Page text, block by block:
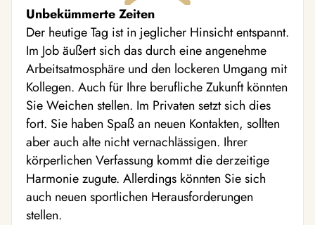
Unbekümmerte Zeiten
Der heutige Tag ist in jeglicher Hinsicht entspannt.
Im Job äußert sich das durch eine angenehme
Arbeitsatmosphäre und den lockeren Umgang mit
Kollegen. Auch für Ihre berufliche Zukunft könnten
Sie Weichen stellen. Im Privaten setzt sich dies
fort. Sie haben Spaß an neuen Kontakten, sollten
aber auch alte nicht vernachlässigen. Ihrer
körperlichen Verfassung kommt die derzeitige
Harmonie zugute. Allerdings könnten Sie sich
auch neuen sportlichen Herausforderungen
stellen.